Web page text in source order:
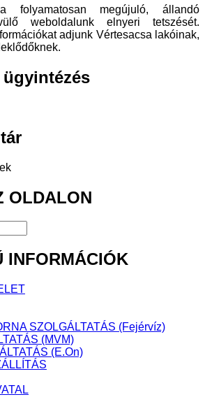
folyamatosan megújuló, állandó
weboldalunk elnyeri tetszését.
adjunk Vértesacsa lakóinak,
ügyintézés
OLDALON
INFORMÁCIÓK
SZOLGÁLTATÁS (Fejérvíz)
(MVM)
(E.On)